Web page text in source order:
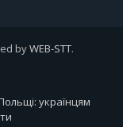
byWEB-STT.
українцям